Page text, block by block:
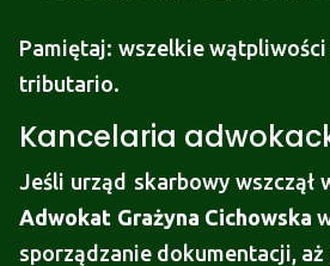
Pamiętaj: wszelkie
tributario.
Kancelaria
Jeśli urząd skarbowy wszczął
Adwokat Grażyna Cichowska
sporządzanie dokumentacji,